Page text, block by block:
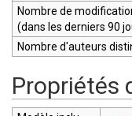
Nombre de
(dans les derniers 90
Nombre d'auteurs
Propriétés